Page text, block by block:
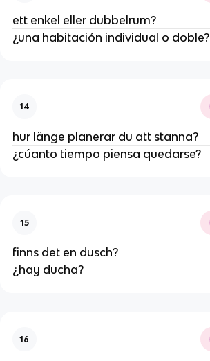
ett enkel eller dubbelrum?
¿una habitación individual o doble?
14
hur länge planerar du att stanna?
¿cúanto tiempo piensa quedarse?
15
finns det en dusch?
¿hay ducha?
16